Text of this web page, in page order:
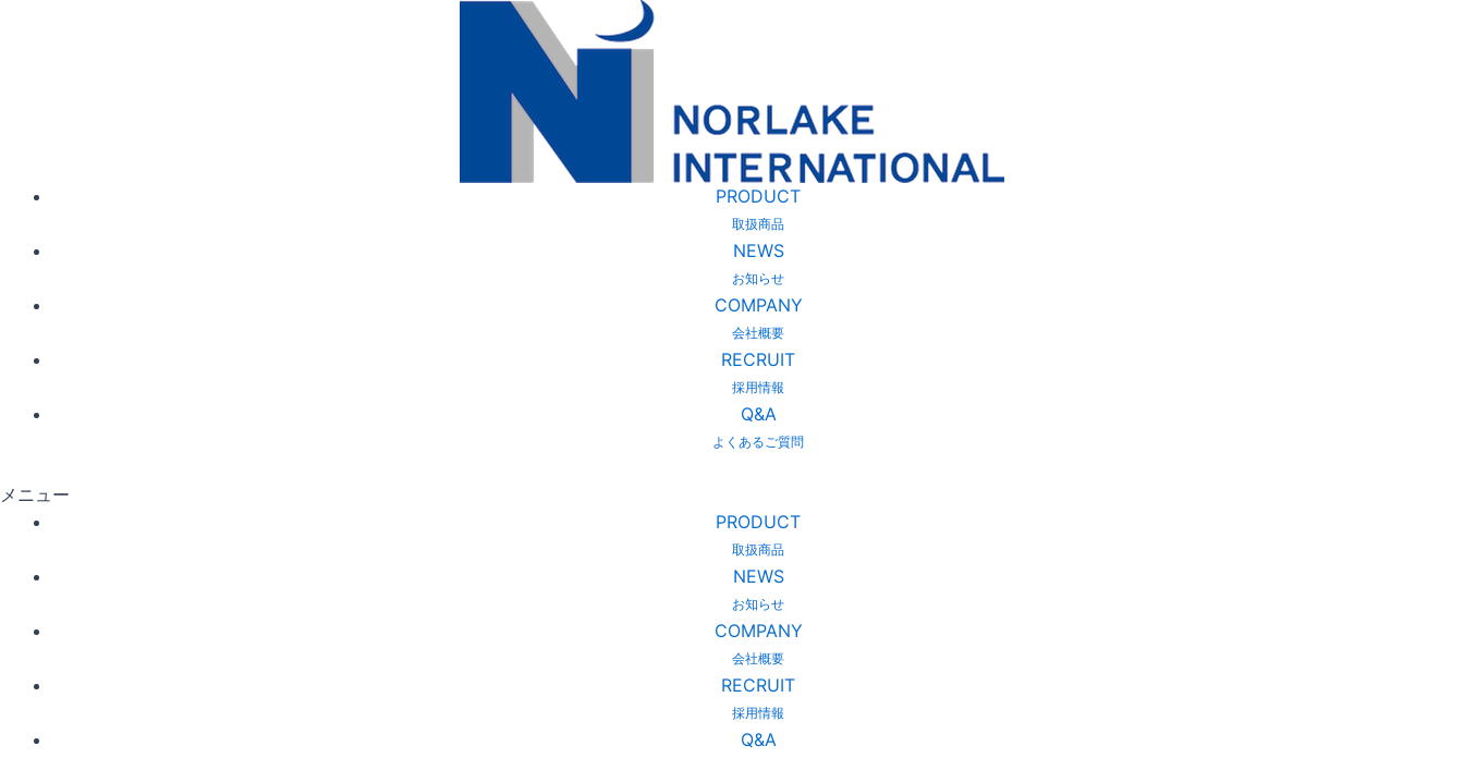
PRODUCT
取扱商品
NEWS
お知らせ
COMPANY
会社概要
RECRUIT
採用情報
Q&A
よくあるご質問
メニュー
PRODUCT
取扱商品
NEWS
お知らせ
COMPANY
会社概要
RECRUIT
採用情報
Q&A